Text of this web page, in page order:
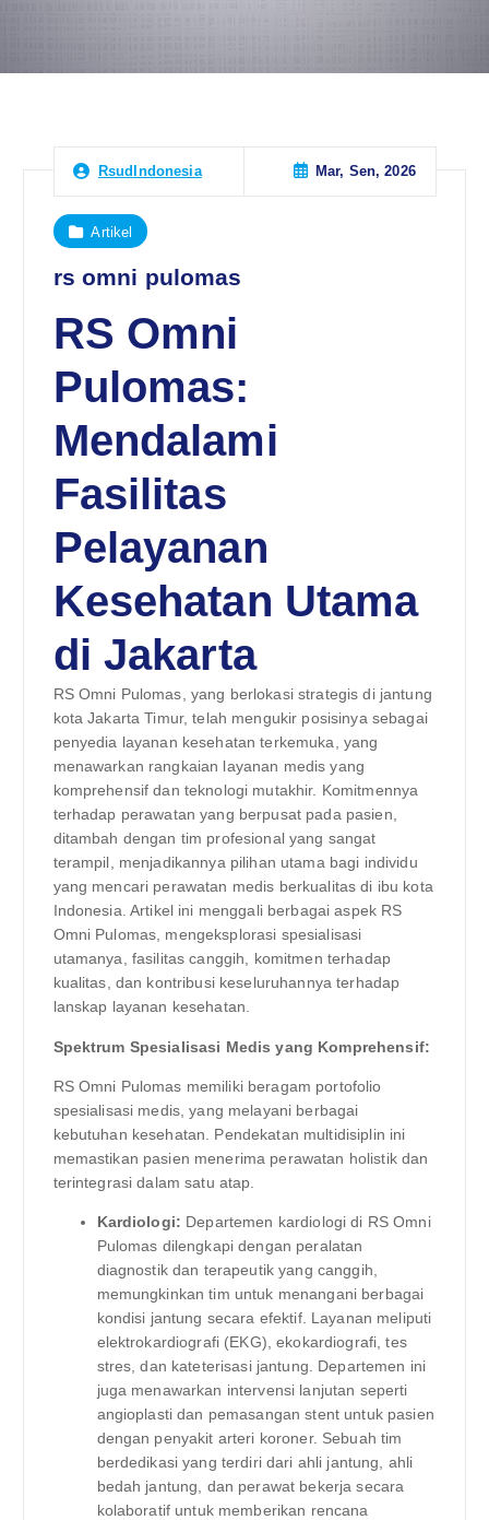
RsudIndonesia Mar, Sen, 2026
Artikel
rs omni pulomas
RS Omni
Pulomas:
Mendalami
Fasilitas
Pelayanan
Kesehatan Utama
di Jakarta
RS Omni Pulomas, yang berlokasi strategis di jantung
kota Jakarta Timur, telah mengukir posisinya sebagai
penyedia layanan kesehatan terkemuka, yang
menawarkan rangkaian layanan medis yang
komprehensif dan teknologi mutakhir. Komitmennya
terhadap perawatan yang berpusat pada pasien,
ditambah dengan tim profesional yang sangat
terampil, menjadikannya pilihan utama bagi individu
yang mencari perawatan medis berkualitas di ibu kota
Indonesia. Artikel ini menggali berbagai aspek RS
Omni Pulomas, mengeksplorasi spesialisasi
utamanya, fasilitas canggih, komitmen terhadap
kualitas, dan kontribusi keseluruhannya terhadap
lanskap layanan kesehatan.
Spektrum Spesialisasi Medis yang Komprehensif:
RS Omni Pulomas memiliki beragam portofolio
spesialisasi medis, yang melayani berbagai
kebutuhan kesehatan. Pendekatan multidisiplin ini
memastikan pasien menerima perawatan holistik dan
terintegrasi dalam satu atap.
Kardiologi: Departemen kardiologi di RS Omni
Pulomas dilengkapi dengan peralatan
diagnostik dan terapeutik yang canggih,
memungkinkan tim untuk menangani berbagai
kondisi jantung secara efektif. Layanan meliputi
elektrokardiografi (EKG), ekokardiografi, tes
stres, dan kateterisasi jantung. Departemen ini
juga menawarkan intervensi lanjutan seperti
angioplasti dan pemasangan stent untuk pasien
dengan penyakit arteri koroner. Sebuah tim
berdedikasi yang terdiri dari ahli jantung, ahli
bedah jantung, dan perawat bekerja secara
kolaboratif untuk memberikan rencana